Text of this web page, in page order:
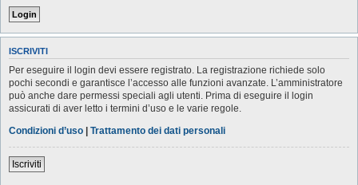
ISCRIVITI
Per eseguire il login devi essere registrato. La registrazione richiede solo
pochi secondi e garantisce l’accesso alle funzioni avanzate. L’amministratore
può anche dare permessi speciali agli utenti. Prima di eseguire il login
assicurati di aver letto i termini d’uso e le varie regole.
Condizioni d’uso | Trattamento dei dati personali
Iscriviti